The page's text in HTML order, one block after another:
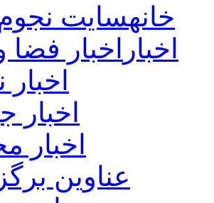
خانهسایت نجوم
اخبار اخبار
اخبار
اخبار
اخبار
عناوین